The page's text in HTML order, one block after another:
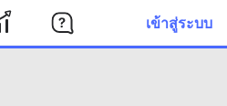
เข้าสู่ระบบ